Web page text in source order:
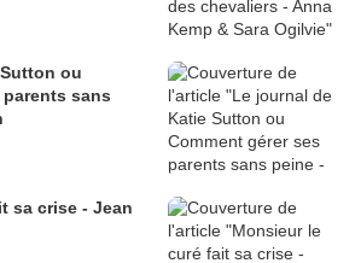
ou
sans
sa crise - Jean